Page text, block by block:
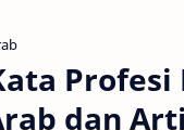
Profesi
dan